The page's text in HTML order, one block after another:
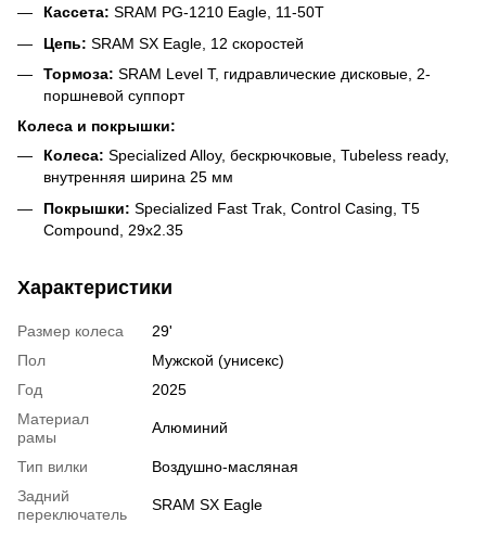
Кассета: SRAM PG-1210 Eagle, 11-50T
Цепь: SRAM SX Eagle, 12 скоростей
Тормоза: SRAM Level T, гидравлические дисковые, 2-
поршневой суппорт
Колеса и покрышки:
Колеса: Specialized Alloy, бескрючковые, Tubeless ready,
внутренняя ширина 25 мм
Покрышки: Specialized Fast Trak, Control Casing, T5
Compound, 29x2.35
Характеристики
Размер колеса
29'
Пол
Мужской (унисекс)
Год
2025
Материал
рамы
Алюминий
Тип вилки
Воздушно-масляная
Задний
переключатель
SRAM SX Eagle